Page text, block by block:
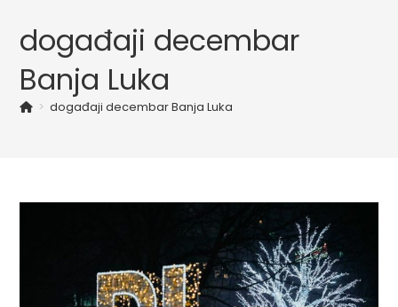
događaji decembar
Banja Luka
> događaji decembar Banja Luka